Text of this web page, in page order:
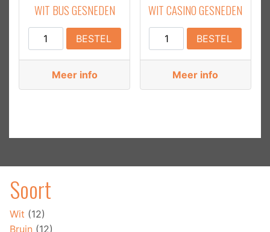
Soort
Wit (12)
Bruin (12)
WIT BUS GESNEDEN
Bus
Gesneden
aantal
BESTEL
Meer info
WIT CASINO GESNEDEN
Casino
Gesneden
aantal
BESTEL
Meer info